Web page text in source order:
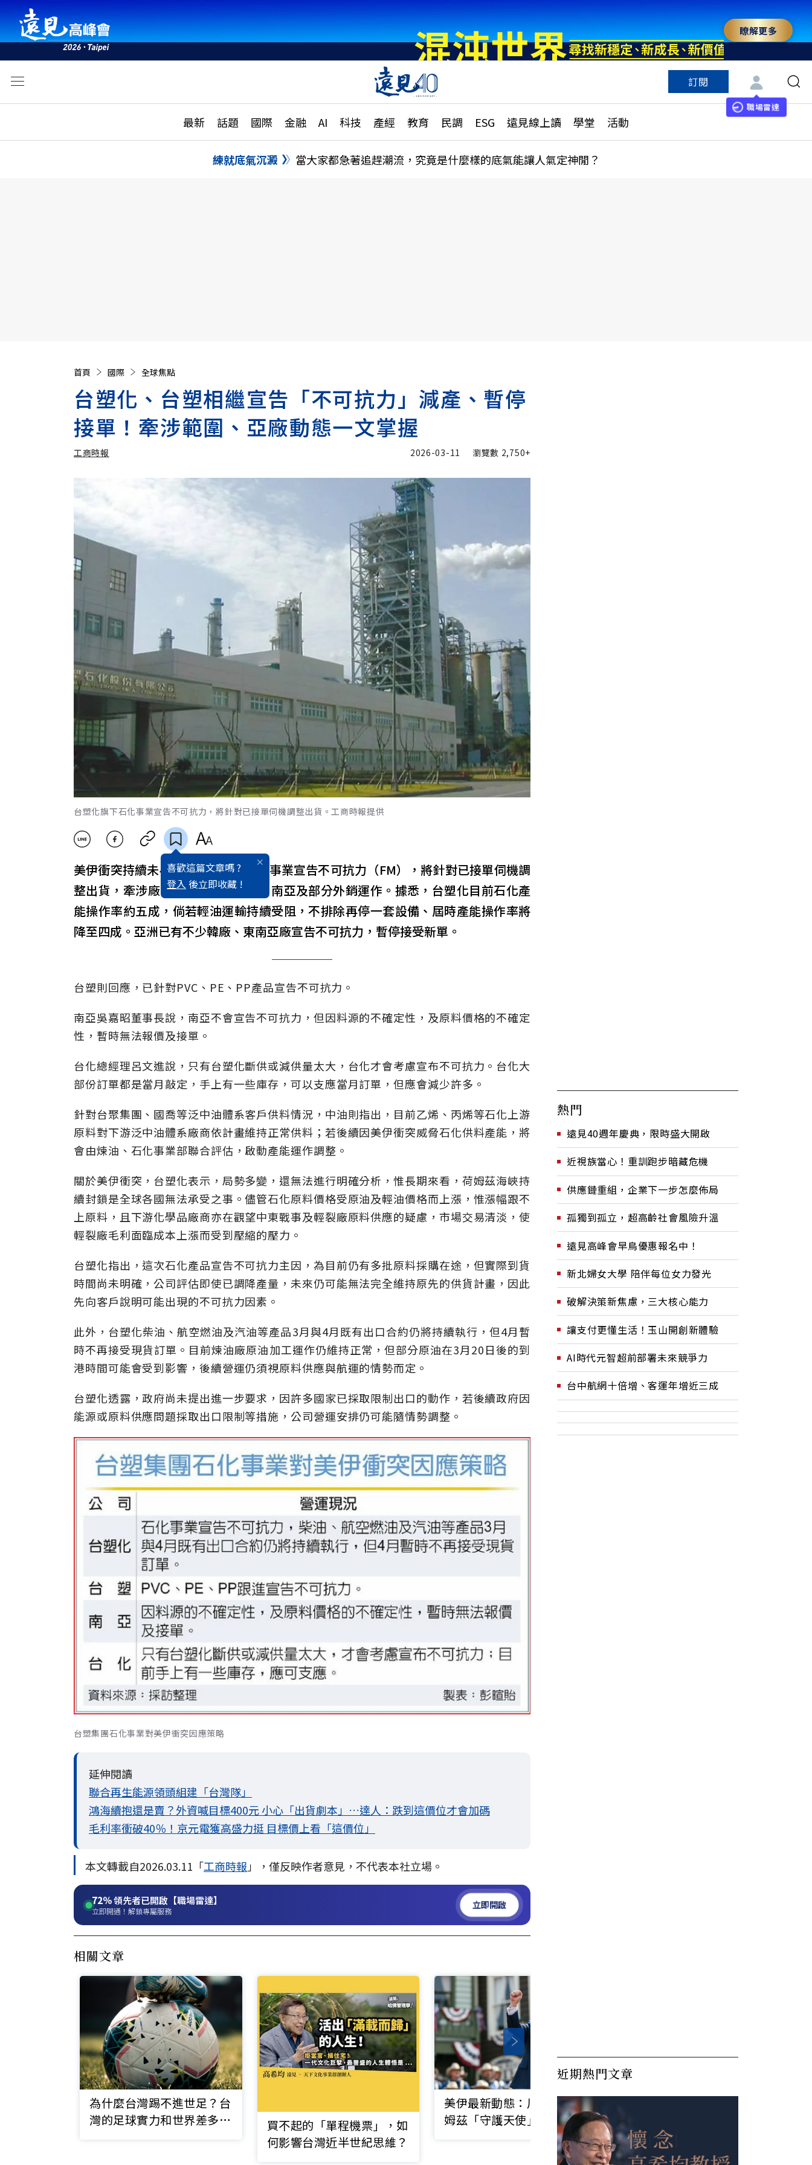
瞭解更多
訂閱
職場雷達
最新 話題 國際 金融 AI 科技 產經 教育 民調 ESG 遠見線上讀 學堂 活動
活動
話題
國際
特輯
大學升學、職涯攻略
縣市施政調查全解析
民調
更多訂閱方案
特色頻道
練就底氣沉澱 當大家都急著追趕潮流，究竟是什麼樣的底氣能讓人氣定神閒？
首頁 國際 全球焦點
台塑化、台塑相繼宣告「不可抗力」減產、暫停
接單！牽涉範圍、亞廠動態一文掌握
工商時報
加入追蹤
2026-03-11 瀏覽數 2,750+
台塑化旗下石化事業宣告不可抗力，將針對已接單伺機調整出貨。工商時報提供
喜歡這篇文章嗎 ?
登入 後立即收藏 !
美伊衝突持續未歇，台塑化旗下石化事業宣告不可抗力（FM），將針對已接單伺機調
整出貨，牽涉廠商將以台塑、台化
、南亞及部分外銷運作。據悉，台塑化目前石化產
能操作率約五成，倘若輕油運輸持續受阻，不排除再停一套設備、屆時產能操作率將
降至四成。亞洲已有不少韓廠、東南亞廠宣告不可抗力，暫停接受新單。
台塑則回應，已針對PVC、PE、PP產品宣告不可抗力。
南亞吳嘉昭董事長說，南亞不會宣告不可抗力，但因料源的不確定性，及原料價格的不確定
性，暫時無法報價及接單。
台化總經理呂文進說，只有台塑化斷供或減供量太大，台化才會考慮宣布不可抗力。台化大
部份訂單都是當月敲定，手上有一些庫存，可以支應當月訂單，但應會減少許多。
針對台聚集團、國喬等泛中油體系客戶供料情況，中油則指出，目前乙烯、丙烯等石化上游
原料對下游泛中油體系廠商依計畫維持正常供料；若後續因美伊衝突威脅石化供料產能，將
會由煉油、石化事業部聯合評估，啟動產能運作調整。
關於美伊衝突，台塑化表示，局勢多變，還無法進行明確分析，惟長期來看，荷姆茲海峽持
續封鎖是全球各國無法承受之事。儘管石化原料價格受原油及輕油價格而上漲，惟漲幅跟不
上原料，且下游化學品廠商亦在觀望中東戰事及輕裂廠原料供應的疑慮，市場交易清淡，使
輕裂廠毛利面臨成本上漲而受到壓縮的壓力。
台塑化指出，這次石化產品宣告不可抗力主因，為目前仍有多批原料採購在途，但實際到貨
時間尚未明確，公司評估即使已調降產量，未來仍可能無法完全維持原先的供貨計畫，因此
先向客戶說明可能出現的不可抗力因素。
此外，台塑化柴油、航空燃油及汽油等產品3月與4月既有出口合約仍將持續執行，但4月暫
時不再接受現貨訂單。目前煉油廠原油加工運作仍維持正常，但部分原油在3月20日後的到
港時間可能會受到影響，後續營運仍須視原料供應與航運的情勢而定。
台塑化透露，政府尚未提出進一步要求，因許多國家已採取限制出口的動作，若後續政府因
能源或原料供應問題採取出口限制等措施，公司營運安排仍可能隨情勢調整。
台塑集團石化事業對美伊衝突因應策略
延伸閱讀
聯合再生能源領頭組建「台灣隊」
鴻海續抱還是賣？外資喊目標400元 小心「出貨劇本」…達人：跌到這價位才會加碼
毛利率衝破40％！京元電獲高盛力挺 目標價上看「這價位」
本文轉載自2026.03.11「工商時報 」，僅反映作者意見，不代表本社立場。
72%領先者已開啟【職場雷達】
立即開通！解鎖專屬服務
立即開啟
相關文章
為什麼台灣踢不進世足？台
灣的足球實力和世界差多
買不起的「單程機票」，如
何影響台灣近半世紀思維？
美伊最新動態：川普自封荷
姆茲「守護天使」，收
出路
熱門
遠見40週年慶典，限時盛大開啟
近視族當心！重訓跑步暗藏危機
供應鏈重組，企業下一步怎麼佈局
孤獨到孤立，超高齡社會風險升溫
遠見高峰會早鳥優惠報名中！
新北婦女大學 陪伴每位女力發光
破解決策新焦慮，三大核心能力
讓支付更懂生活！玉山開創新體驗
AI時代元智超前部署未來競爭力
台中航網十倍增、客運年增近三成
近期熱門文章